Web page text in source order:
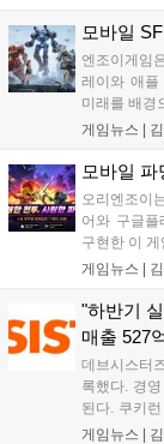
의 오만으로
모바일
엔조이게임
레이와 애플
미래를 배경
위한 전투를
지원 보상을
게임뉴스 |
모바일
오리엔조이
어와 구글
구현한 이
무기 스킬을
혜택을 지급
는 게임 접속
게임뉴스 |
"하반기
매출 527
데브시스터
록했다. 경
된다. 쿠키
기는 13일
게임뉴스 |